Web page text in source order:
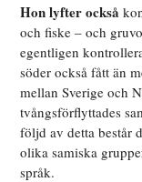
Hon lyfter också
och fiske – och
egentligen
söder också fått än
mellan Sverige och
tvångsförflyttades
följd av detta består
olika samiska
språk.